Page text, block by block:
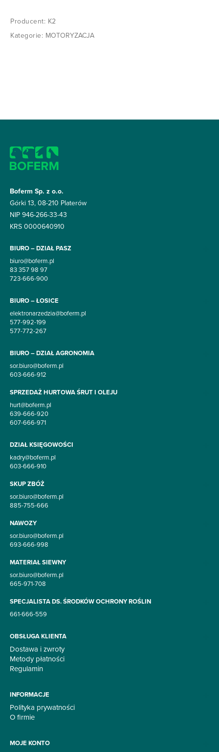
Producent: K2
Kategorie: MOTORYZACJA
Boferm Sp. z o.o.
Górki 13, 08-210 Platerów
NIP 946-266-33-43
KRS 0000640910
BIURO – DZIAŁ PASZ
biuro@boferm.pl
83 357 98 97
723-666-900
BIURO – ŁOSICE
elektronarzedzia@boferm.pl
577-992-199
577-772-267
BIURO – DZIAŁ AGRONOMIA
sor.biuro@boferm.pl
603-666-912
SPRZEDAŻ HURTOWA ŚRUT I OLEJU
hurt@boferm.pl
639-666-920
607-666-971
DZIAŁ KSIĘGOWOŚCI
kadry@boferm.pl
603-666-910
SKUP ZBÓŻ
sor.biuro@boferm.pl
885-755-666
NAWOZY
sor.biuro@boferm.pl
693-666-998
MATERIAŁ SIEWNY
sor.biuro@boferm.pl
665-971-708
SPECJALISTA DS. ŚRODKÓW OCHRONY ROŚLIN
661-666-559
OBSŁUGA KLIENTA
Dostawa i zwroty
Metody płatności
Regulamin
INFORMACJE
Polityka prywatności
O firmie
MOJE KONTO